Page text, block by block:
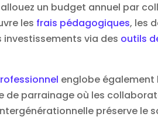
un budget annuel par
les frais pédagogiques, les
investissements via des outils
englobe également
de parrainage où les
préserve le